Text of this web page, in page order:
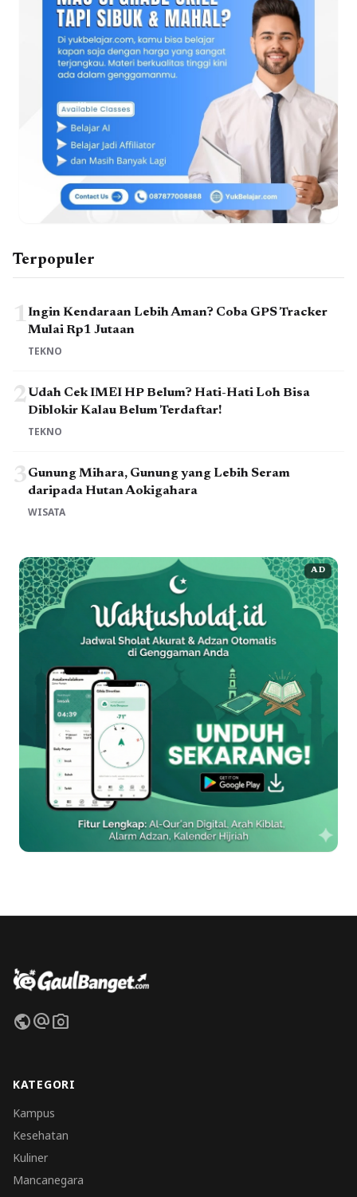
Terpopuler
1Ingin Kendaraan Lebih Aman? Coba GPS Tracker
Mulai Rp1 Jutaan
TEKNO
2Udah Cek IMEI HP Belum? Hati-Hati Loh Bisa
Diblokir Kalau Belum Terdaftar!
TEKNO
3Gunung Mihara, Gunung yang Lebih Seram
daripada Hutan Aokigahara
WISATA
AD
publicalternate_emailphoto_camera
KATEGORI
Kampus
Kesehatan
Kuliner
Mancanegara